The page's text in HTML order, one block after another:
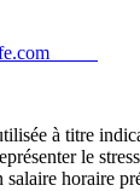
à titre
le
horaire